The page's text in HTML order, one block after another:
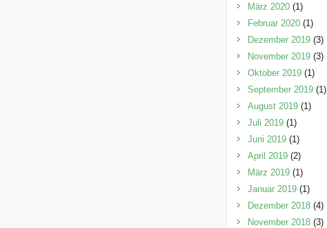
März 2020(1)
Februar 2020(1)
Dezember 2019(3)
November 2019(3)
Oktober 2019(1)
September 2019(1)
August 2019(1)
Juli 2019(1)
Juni 2019(1)
April 2019(2)
März 2019(1)
Januar 2019(1)
Dezember 2018(4)
November 2018(3)